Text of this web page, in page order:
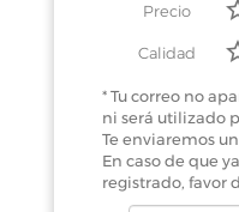
Precio
Calidad
* Tu correo no
ni será utilizado
Te enviaremos
En caso de que
registrado, favor